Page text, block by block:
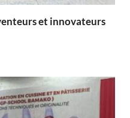
et innovateurs